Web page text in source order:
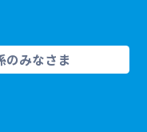
のみなさま